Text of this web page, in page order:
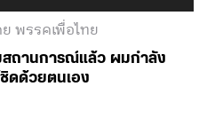
พรรคเพื่อไทย
สถานการณ์แล้ว ผมกำลัง
ดด้วยตนเอง